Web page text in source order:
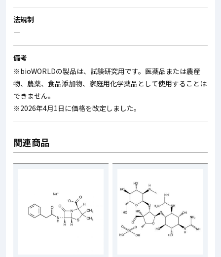
法規制
―
備考
※bioWORLDの製品は、試験研究用です。医薬品または農産
物、農薬、食品添加物、家庭用化学薬品として使用することは
できません。
※2026年4月1日に価格を改定しました。
関連商品